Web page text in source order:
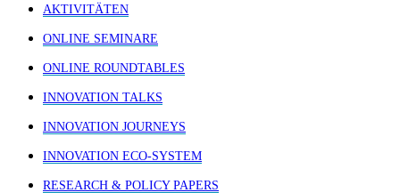
AKTIVITÄTEN
ONLINE SEMINARE
ONLINE ROUNDTABLES
INNOVATION TALKS
INNOVATION JOURNEYS
INNOVATION ECO-SYSTEM
RESEARCH & POLICY PAPERS